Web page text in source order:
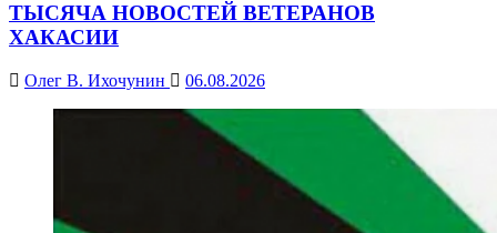
ТЫСЯЧА НОВОСТЕЙ ВЕТЕРАНОВ
ХАКАСИИ
Олег В. Ихочунин 06.08.2026